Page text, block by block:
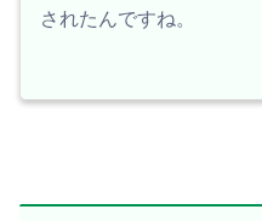
されたんですね。